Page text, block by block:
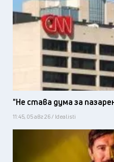
"Не става дума за
11:45, 05 авг 26 / Idealisti